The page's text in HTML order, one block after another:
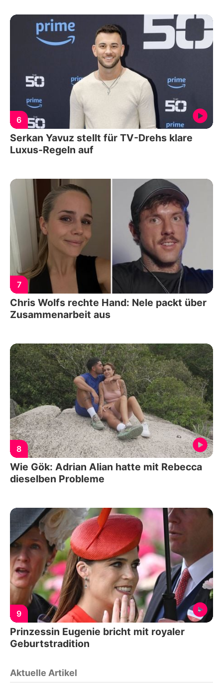
6
Serkan Yavuz stellt für TV-Drehs klare
Luxus-Regeln auf
7
Chris Wolfs rechte Hand: Nele packt über
Zusammenarbeit aus
8
Wie Gök: Adrian Alian hatte mit Rebecca
dieselben Probleme
9
Prinzessin Eugenie bricht mit royaler
Geburtstradition
Aktuelle Artikel